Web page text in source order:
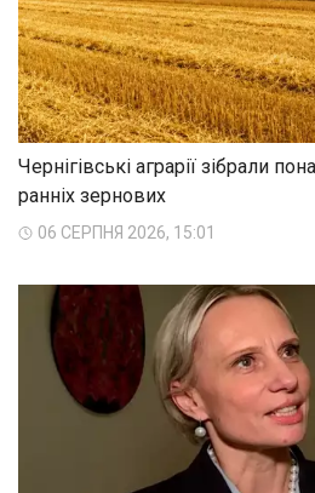
Чернігівські аграрії зібрали
ранніх зернових
06 СЕРПНЯ 2026, 15:01